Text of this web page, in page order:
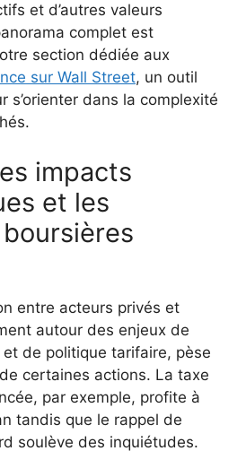
et d’autres valeurs
complet est
section dédiée aux
sur Wall Street, un outil
s’orienter dans la complexité
impacts
et les
entre acteurs privés et
autour des enjeux de
de politique tarifaire, pèse
certaines actions. La taxe
par exemple, profite à
tandis que le rappel de
soulève des inquiétudes.